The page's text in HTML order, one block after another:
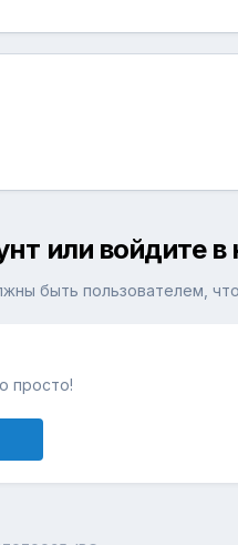
или войдите
быть пользователем,
просто!